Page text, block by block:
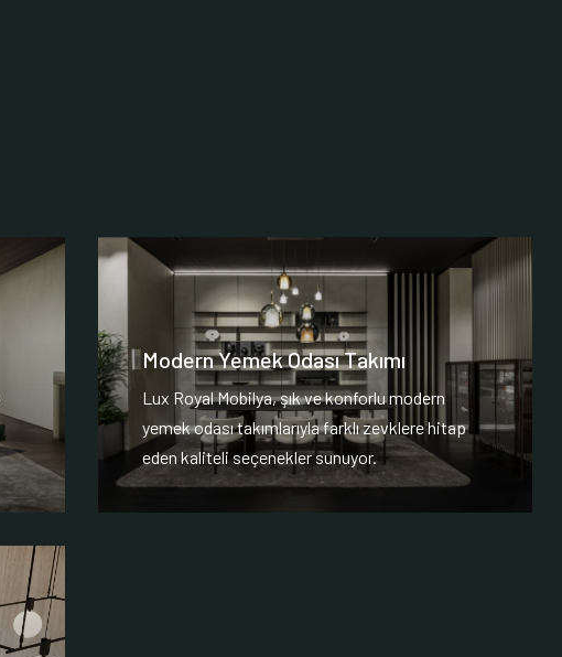
Modern Yemek Odası Takımı
Lux Royal Mobilya, şık ve konforlu modern
yemek odası takımlarıyla farklı zevklere hitap
eden kaliteli seçenekler sunuyor.